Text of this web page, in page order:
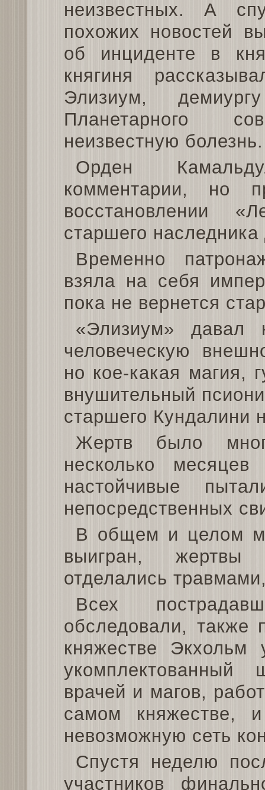
неизвестных. А
похожих новостей
об инциденте в
княгиня
Элизиум,
Планетарного
неизвестную болезнь.
Орден
комментарии, но
восстановлении
старшего
Временно
взяла на себя
пока не вернется
«Элизиум» давал
человеческую
но кое-какая магия,
внушительный
старшего Кундалини
Жертв было
несколько
настойчивые
непосредственных
В общем и целом
выигран, жертвы
отделались
Всех
обследовали, также
княжестве Экхольм
укомплектованный
врачей и магов,
самом княжестве,
невозможную сеть
Спустя неделю
участников